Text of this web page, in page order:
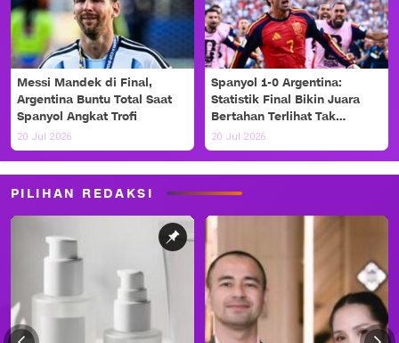
Messi Mandek di Final,
Argentina Buntu Total Saat
Spanyol Angkat Trofi
20 Jul 2026
Spanyol 1-0 Argentina:
Statistik Final Bikin Juara
Bertahan Terlihat Tak
Berdaya
20 Jul 2026
PILIHAN REDAKSI